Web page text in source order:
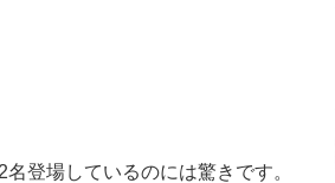
登場しているのには驚きです。